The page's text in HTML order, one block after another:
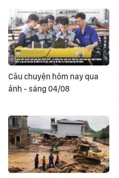
Câu chuyện hôm nay qua
ảnh - sáng 04/08